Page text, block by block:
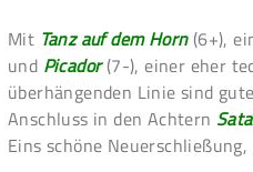
Mit Tanz auf dem Horn(6+),
und Picador(7-), einer eher
überhängenden Linie sind
Anschluss in den Achtern
Eins schöne